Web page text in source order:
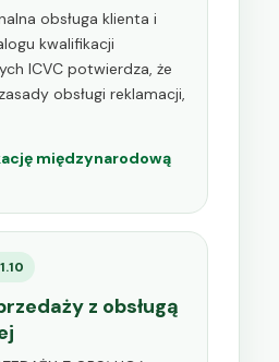
obsługa klienta i
kwalifikacji
ICVC potwierdza, że
obsługi reklamacji,
międzynarodową
z obsługą